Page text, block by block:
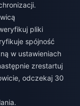
pliki
spójność
w ustawieniach
zrestartuj
odczekaj 30